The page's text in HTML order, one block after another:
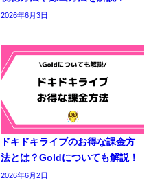
2026年6月3日
ドキドキライブのお得な課金方
法とは？Goldについても解説！
2026年6月2日